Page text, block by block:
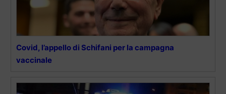
Covid, l’appello di Schifani per la campagna
vaccinale